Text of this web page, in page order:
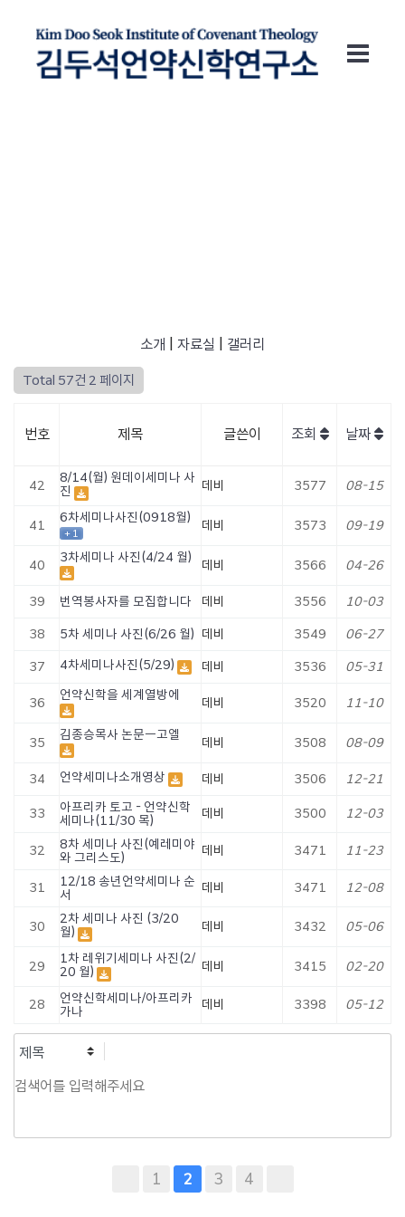
소개 자료실 갤러리
Total 57건 2 페이지
번호 제목 글쓴이 조회 날짜
42
8/14(월) 원데이세미나 사
진
데비 3577 08-15
41 6차세미나사진(0918월)
+ 1
데비 3573 09-19
40 3차세미나 사진(4/24 월) 데비 3566 04-26
39 번역봉사자를 모집합니다 데비 3556
10-03
38
5차 세미나 사진(6/26 월) 데비 3549
06-27
37
4차세미나사진(5/29) 데비 3536 05-31
36 언약신학을 세계열방에 데비 3520 11-10
35 김종승목사 논문ㅡ고엘 데비 3508 08-09
34 언약세미나소개영상 데비 3506 12-21
33
아프리카 토고 - 언약신학
세미나(11/30 목)
데비 3500 12-03
32
8차 세미나 사진(예레미야
와 그리스도)
데비 3471 11-23
31
12/18 송년언약세미나 순
서
데비 3471 12-08
30
2차 세미나 사진 (3/20
월)
데비 3432 05-06
29
1차 레위기세미나 사진(2/
20 월)
데비 3415 02-20
28
언약신학세미나/아프리카
가나
데비 3398 05-12
1 2 3 4